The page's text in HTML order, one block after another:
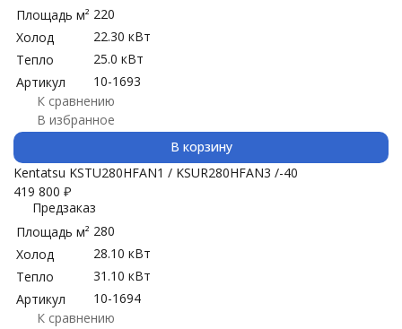
Площадь м² 220
Холод
22.30 кВт
Тепло
25.0 кВт
Артикул
10-1693
К сравнению
В избранное
В корзину
Kentatsu KSTU280HFAN1 / KSUR280HFAN3 /-40
419 800 ₽
Предзаказ
Площадь м² 280
Холод
28.10 кВт
Тепло
31.10 кВт
Артикул
10-1694
К сравнению